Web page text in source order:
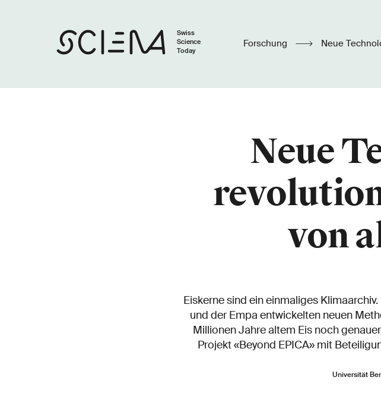
Swiss
Science
Today
Forschung Neue
Neue
von
Eiskerne sind ein einmaliges
und der Empa entwickelten neuen
Millionen Jahre altem Eis noch
Projekt «Beyond EPICA» mit
Universität